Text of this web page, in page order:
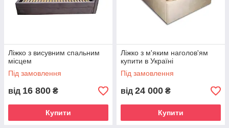
Ліжко з висувним спальним
місцем
Під замовлення
від 16 800 ₴
Купити
Ліжко з м'яким наголов'ям
купити в Україні
Під замовлення
від 24 000 ₴
Купити